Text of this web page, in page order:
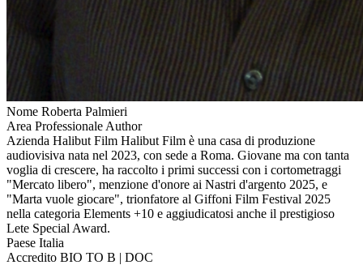
Nome Roberta Palmieri
Area Professionale Author
Azienda Halibut Film Halibut Film è una casa di produzione
audiovisiva nata nel 2023, con sede a Roma. Giovane ma con tanta
voglia di crescere, ha raccolto i primi successi con i cortometraggi
"Mercato libero", menzione d'onore ai Nastri d'argento 2025, e
"Marta vuole giocare", trionfatore al Giffoni Film Festival 2025
nella categoria Elements +10 e aggiudicatosi anche il prestigioso
Lete Special Award.
Paese Italia
Accredito BIO TO B | DOC